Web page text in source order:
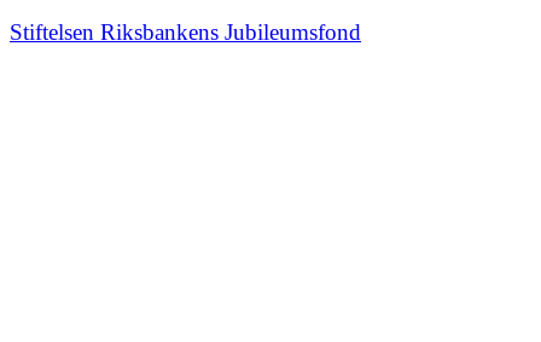
Stiftelsen Riksbankens Jubileumsfond